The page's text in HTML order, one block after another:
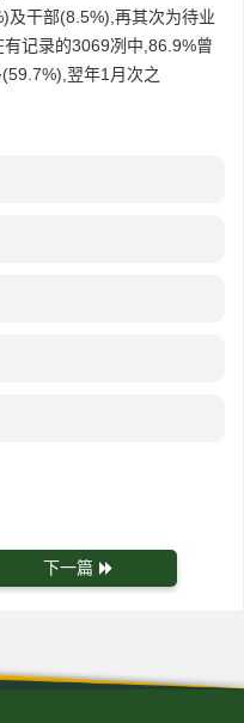
及干部(8.5%),再其次为待业
记录的3069冽中,86.9%曾
翌年1月次之
下一篇